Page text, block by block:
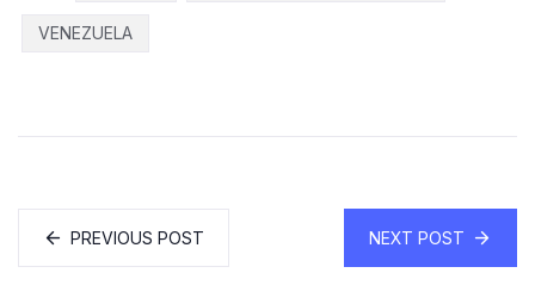
VENEZUELA
PREVIOUS POST NEXT POST